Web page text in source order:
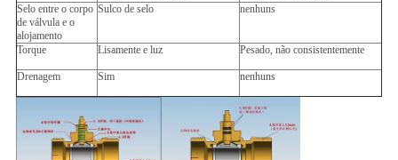
Selo entre o corpo
de válvula e o
alojamento
Sulco de selo nenhuns
Torque Lisamente e luz Pesado, não consistentemente
Drenagem Sim nenhuns